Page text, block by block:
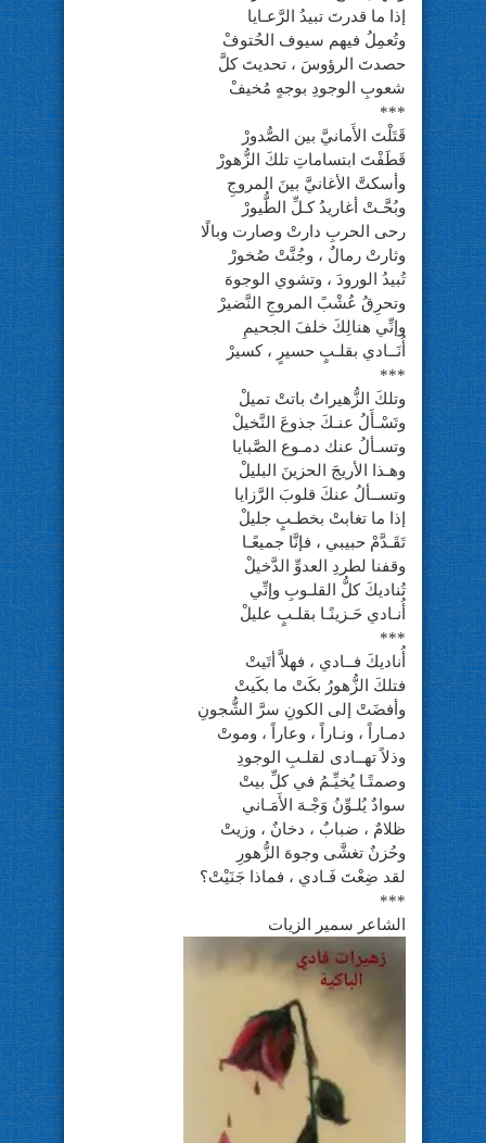
إذا ما قدرتَ تبيدُ الرَّعـايا
وتُعمِلُ فيهم سيوف الحُتوفْ
حصدتَ الرؤوسَ ، تحديتَ كلَّ
شعوبِ الوجودِ بوجهٍ مُخيفْ
***
قَتَلْتَ الأَمانيَّ بين الصُّدورْ
قَطَفْتَ ابتساماتِ تلكَ الزُّهورْ
وأسكتَّ الأغانيَّ بينَ المروجِ
وبُحَّـتْ أغاريدُ كـلِّ الطُّيورْ
رحى الحربِ دارتْ وصارت وبالًا
وثارتْ رمالٌ ، وجُنَّتْ صُخورْ
تُبيدُ الورودَ ، وتشوي الوجوهَ
وتحرِقُ عُشْبً المروجِ النَّضيرْ
وإنِّي هنالِكَ خلفَ الجحيمِ
أُنَــادي بقلـبٍ حسيرٍ ، كسيرْ
***
وتلكَ الزُّهيراتُ باتتْ تميلْ
وتَسْـأَلُ عنـكَ جذوعَ النَّخيلْ
وتسـألُ عنك دمـوع الصَّبايا
وهـذا الأريجَ الحزينَ البليلْ
وتســألُ عنكَ قلوبَ الرَّزايا
إذا ما تغابتْ بخطـبٍ جليلْ
تَقَـدَّمْ حبيبي ، فإنَّا جميعًـا
وقفنا لطردِ العدوِّ الدَّخيلْ
تُناديكَ كلُّ القلـوبِ وإنِّي
أُنـادي حَـزينًـا بقلـبٍ عليلْ
***
أُناديكَ فــادي ، فهلاَّ أتَيتْ
فتلكَ الزُّهورُ بكَتْ ما بكَيتْ
وأفضَتْ إلى الكونِ سرَّ الشُّجونِ
دمـاراً ، ونـاراً ، وعاراً ، وموتْ
وذلاً تهــادى لقلـبِ الوجودِ
وصمتًـا يُخيِّـمُ في كلِّ بيتْ
سوادٌ يُلـوِّنُ وَجْـهَ الأَمَـاني
ظلامٌ ، ضبابٌ ، دخانٌ ، وزيتْ
وحُزنٌ تغشَّى وجوهَ الزُّهورِ
لقد ضِعْتَ فَـادي ، فماذا جَنَيْتْ؟
***
الشاعر سمير الزيات